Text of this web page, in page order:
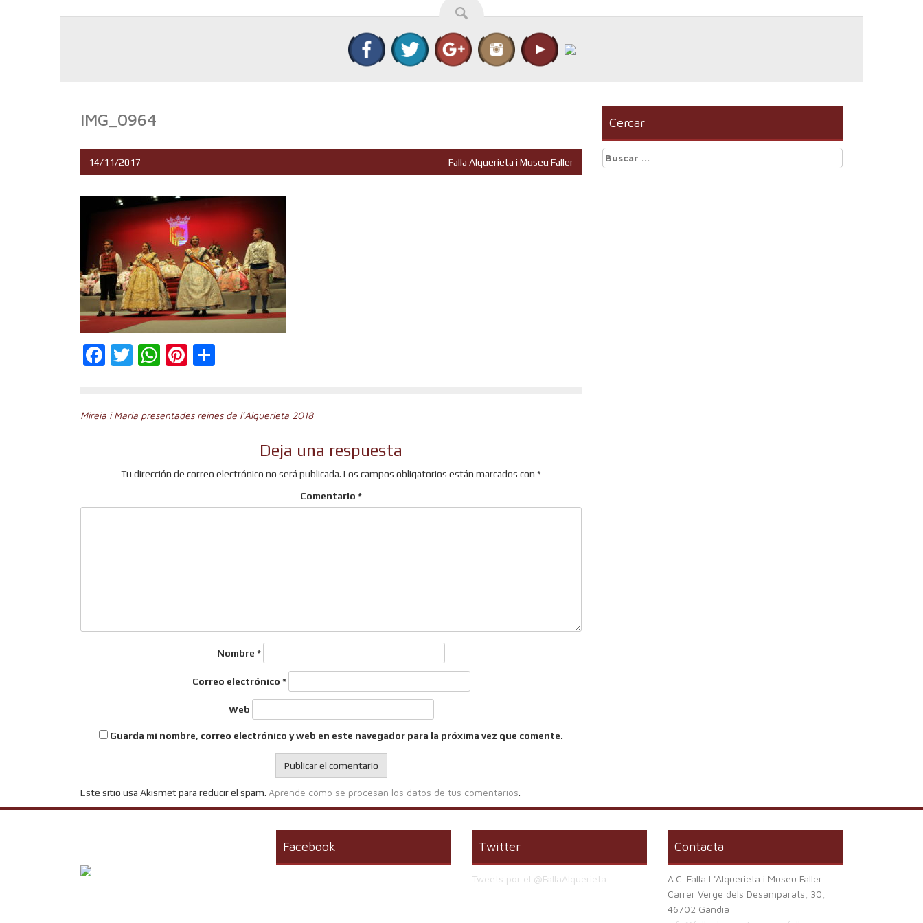
IMG_0964
14/11/2017 Falla Alquerieta i Museu Faller
Facebook
Twitter
WhatsApp
Pinterest
Navegación
entradas
Mireia i Maria presentades reines de l’Alquerieta 2018
Deja una respuesta
Tu dirección de correo electrónico no será publicada. Los campos obligatorios están marcados con *
Comentario *
Nombre *
Correo electrónico *
Web
Guarda mi nombre, correo electrónico y web en este navegador para la próxima vez que comente.
Este sitio usa Akismet para reducir el spam. Aprende cómo se procesan los datos de tus comentarios.
Cercar
Buscar:
Facebook Twitter
Tweets por el @FallaAlquerieta.
Contacta
A.C. Falla L'Alquerieta i Museu Faller.
Carrer Verge dels Desamparats, 30,
46702 Gandia